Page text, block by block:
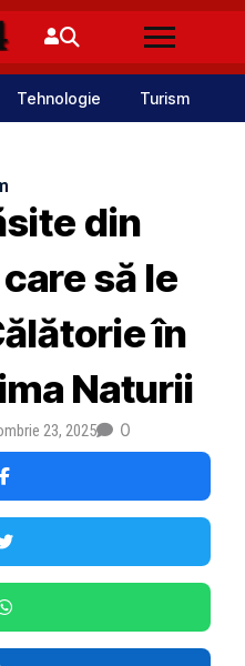
Tehnologie Turism
din
să le
în
Naturii
23, 2025 0